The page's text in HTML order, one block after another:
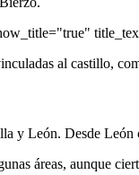
al castillo,
y León. Desde
áreas, aunque